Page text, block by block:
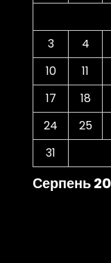
Серпень
3
4
10
11
17
18
24
25
31